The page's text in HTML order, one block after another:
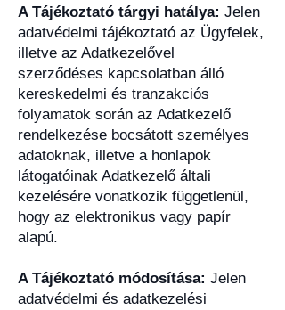
A Tájékoztató tárgyi hatálya: Jelen
adatvédelmi tájékoztató az Ügyfelek,
illetve az Adatkezelővel
szerződéses kapcsolatban álló
kereskedelmi és tranzakciós
folyamatok során az Adatkezelő
rendelkezése bocsátott személyes
adatoknak, illetve a honlapok
látogatóinak Adatkezelő általi
kezelésére vonatkozik függetlenül,
hogy az elektronikus vagy papír
alapú.
A Tájékoztató módosítása: Jelen
adatvédelmi és adatkezelési